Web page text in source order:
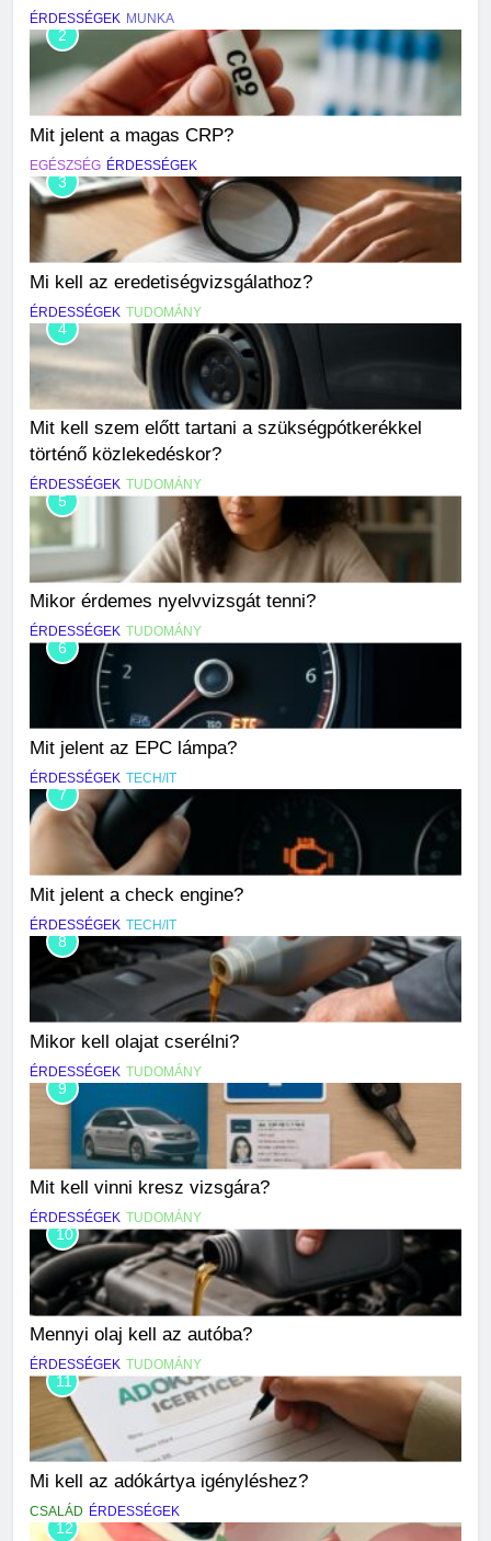
ÉRDESSÉGEK MUNKA
2
Mit jelent a magas CRP?
EGÉSZSÉG ÉRDESSÉGEK
3
Mi kell az eredetiségvizsgálathoz?
ÉRDESSÉGEK TUDOMÁNY
4
Mit kell szem előtt tartani a szükségpótkerékkel
történő közlekedéskor?
ÉRDESSÉGEK TUDOMÁNY
5
Mikor érdemes nyelvvizsgát tenni?
ÉRDESSÉGEK TUDOMÁNY
6
Mit jelent az EPC lámpa?
ÉRDESSÉGEK TECH/IT
7
Mit jelent a check engine?
ÉRDESSÉGEK TECH/IT
8
Mikor kell olajat cserélni?
ÉRDESSÉGEK TUDOMÁNY
9
Mit kell vinni kresz vizsgára?
ÉRDESSÉGEK TUDOMÁNY
10
Mennyi olaj kell az autóba?
ÉRDESSÉGEK TUDOMÁNY
11
Mi kell az adókártya igényléshez?
CSALÁD ÉRDESSÉGEK
12